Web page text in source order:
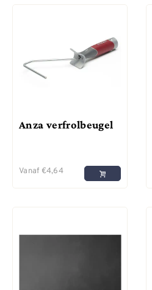
Anza verfrolbeugel
Vanaf €4,64